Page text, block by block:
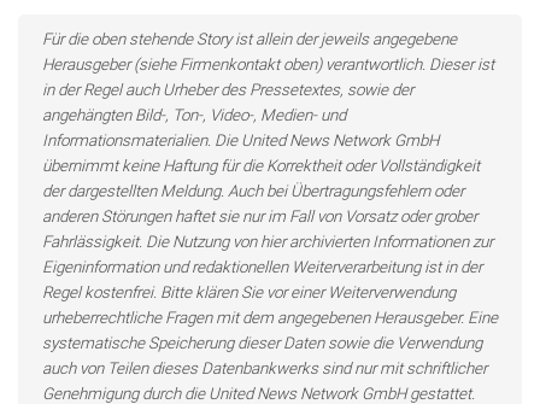
Für die oben stehende Story ist allein der jeweils angegebene
Herausgeber (siehe Firmenkontakt oben) verantwortlich. Dieser ist
in der Regel auch Urheber des Pressetextes, sowie der
angehängten Bild-, Ton-, Video-, Medien- und
Informationsmaterialien. Die United News Network GmbH
übernimmt keine Haftung für die Korrektheit oder Vollständigkeit
der dargestellten Meldung. Auch bei Übertragungsfehlern oder
anderen Störungen haftet sie nur im Fall von Vorsatz oder grober
Fahrlässigkeit. Die Nutzung von hier archivierten Informationen zur
Eigeninformation und redaktionellen Weiterverarbeitung ist in der
Regel kostenfrei. Bitte klären Sie vor einer Weiterverwendung
urheberrechtliche Fragen mit dem angegebenen Herausgeber. Eine
systematische Speicherung dieser Daten sowie die Verwendung
auch von Teilen dieses Datenbankwerks sind nur mit schriftlicher
Genehmigung durch die United News Network GmbH gestattet.